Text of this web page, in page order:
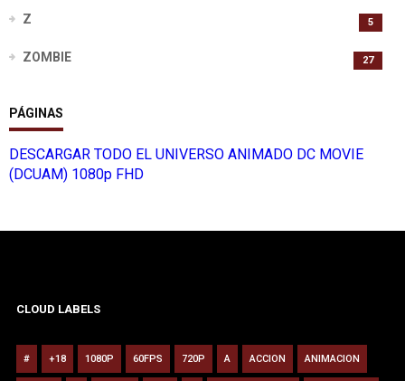
Z 5
ZOMBIE 27
PÁGINAS
DESCARGAR TODO EL UNIVERSO ANIMADO DC MOVIE
(DCUAM) 1080p FHD
CLOUD LABELS
# +18 1080P 60FPS 720P A ACCION ANIMACION